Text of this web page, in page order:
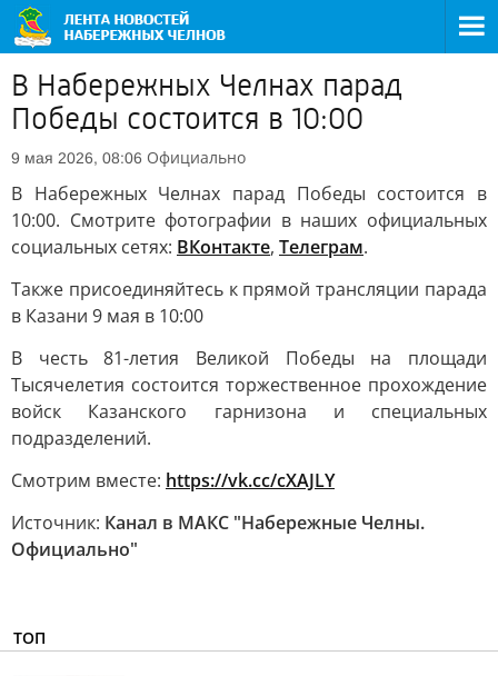
В Набережных Челнах парад
Победы состоится в 10:00
9 мая 2026, 08:06 Официально
В Набережных Челнах парад Победы состоится в
10:00. Смотрите фотографии в наших официальных
социальных сетях: ВКонтакте, Телеграм.
Также присоединяйтесь к прямой трансляции парада
в Казани 9 мая в 10:00
В честь 81-летия Великой Победы на площади
Тысячелетия состоится торжественное прохождение
войск Казанского гарнизона и специальных
подразделений.
Смотрим вместе: https://vk.cc/cXAJLY
Источник: Канал в МАКС "Набережные Челны.
Официально"
ТОП